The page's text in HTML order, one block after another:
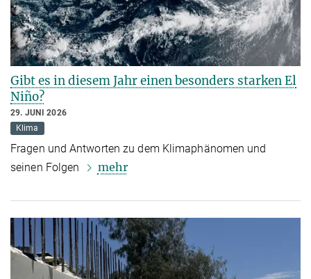
Gibt es in diesem Jahr einen besonders starken El
Niño?
29. JUNI 2026
Klima
Fragen und Antworten zu dem Klimaphänomen und
seinen Folgen
mehr